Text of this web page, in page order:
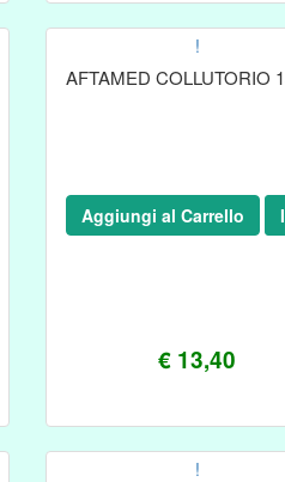
!
AFTAMED COLLUTORIO
€ 13,40
Aggiungi al Carrello
!